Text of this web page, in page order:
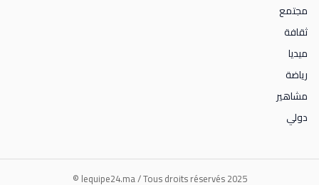
مجتمع
ثقافة
ميديا
رياضة
مشاهير
دولي
lequipe24.ma / Tous droits réservés 2025 ©